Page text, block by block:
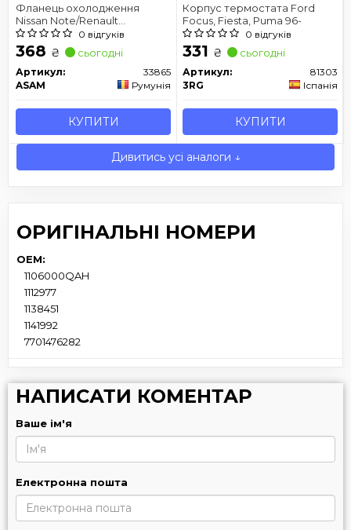
Фланець охолодження
Nissan Note/Renault
Clio/Kango/Megane/Modus/Scenic
1.5 Dci 04-
0 відгуків
368 ₴ сьогодні
Артикул:
33865
ASAM
Румунія
КУПИТИ
Корпус термостата Ford
Focus, Fiesta, Puma 96-
0 відгуків
331 ₴ сьогодні
Артикул:
81303
3RG
Іспанія
КУПИТИ
Дивитись усі аналоги ↓
ОРИГІНАЛЬНІ НОМЕРИ
OEM:
1106000QAH
1112977
1138451
1141992
7701476282
НАПИСАТИ КОМЕНТАР
Ваше ім'я
Електронна пошта